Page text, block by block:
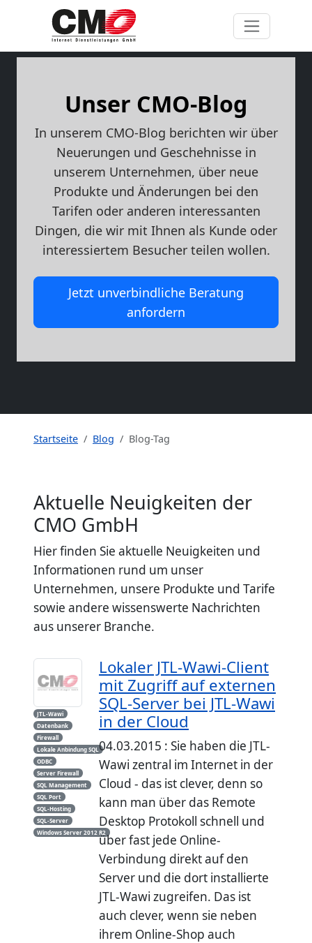
Unser CMO-Blog
In unserem CMO-Blog berichten wir über
Neuerungen und Geschehnisse in
unserem Unternehmen, über neue
Produkte und Änderungen bei den
Tarifen oder anderen interessanten
Dingen, die wir mit Ihnen als Kunde oder
interessiertem Besucher teilen wollen.
Jetzt unverbindliche Beratung
anfordern
Startseite Blog Blog-Tag
Aktuelle Neuigkeiten der
CMO GmbH
Hier finden Sie aktuelle Neuigkeiten und
Informationen rund um unser
Unternehmen, unsere Produkte und Tarife
sowie andere wissenswerte Nachrichten
aus unserer Branche.
JTL-Wawi
Datenbank
Firewall
Lokale Anbindung SQL
ODBC
Server Firewall
SQL Management
SQL Port
SQL-Hosting
SQL-Server
Windows Server 2012 R2
Lokaler JTL-Wawi-Client
mit Zugriff auf externen
SQL-Server bei JTL-Wawi
in der Cloud
04.03.2015 : Sie haben die JTL-
Wawi zentral im Internet in der
Cloud - das ist clever, denn so
kann man über das Remote
Desktop Protokoll schnell und
über fast jede Online-
Verbindung direkt auf den
Server und die dort installierte
JTL-Wawi zugreifen. Das ist
auch clever, wenn sie neben
ihrem Online-Shop auch